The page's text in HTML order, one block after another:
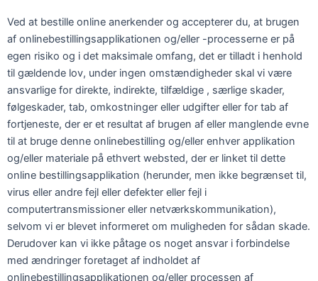
Ved at bestille online anerkender og accepterer du, at brugen
af onlinebestillingsapplikationen og/eller -processerne er på
egen risiko og i det maksimale omfang, det er tilladt i henhold
til gældende lov, under ingen omstændigheder skal vi være
ansvarlige for direkte, indirekte, tilfældige , særlige skader,
følgeskader, tab, omkostninger eller udgifter eller for tab af
fortjeneste, der er et resultat af brugen af eller manglende evne
til at bruge denne onlinebestilling og/eller enhver applikation
og/eller materiale på ethvert websted, der er linket til dette
online bestillingsapplikation (herunder, men ikke begrænset til,
virus eller andre fejl eller defekter eller fejl i
computertransmissioner eller netværkskommunikation),
selvom vi er blevet informeret om muligheden for sådan skade.
Derudover kan vi ikke påtage os noget ansvar i forbindelse
med ændringer foretaget af indholdet af
onlinebestillingsapplikationen og/eller processen af